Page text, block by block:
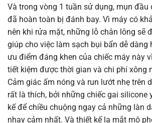
Và trong vòng 1 tuần sử dụng, mụn đầu
đã hoàn toàn bị đánh bay. Vì máy có
nên khi rửa mặt, những lỗ chân lông sẽ
giúp cho việc làm sạch bụi bẩn dễ dàng
ưu điểm đáng khen của chiếc máy này
tiết kiệm được thời gian và chi phí xông
Cảm giác ấm nóng và run lướt nhẹ trên
rất là thích, bởi những chiếc gai silicone
kế để chiều chuộng ngay cả những làn
nhạy cảm nhất. Và thiết kế lạ mắt mô